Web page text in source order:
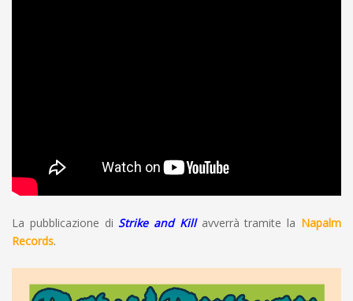
La pubblicazione diStrike and Killavverrà tramite la Napalm
Records.